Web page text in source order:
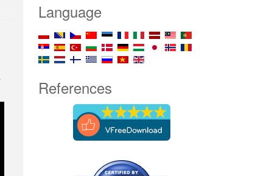
Language
References